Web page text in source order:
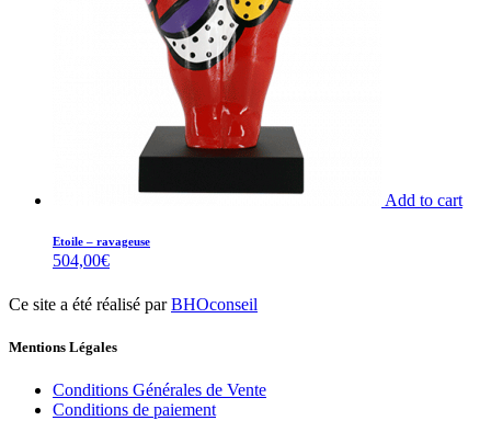
Add to cart
Etoile – ravageuse
504,00€
Ce site a été réalisé parBHOconseil
Mentions Légales
Conditions Générales de Vente
Conditions de paiement